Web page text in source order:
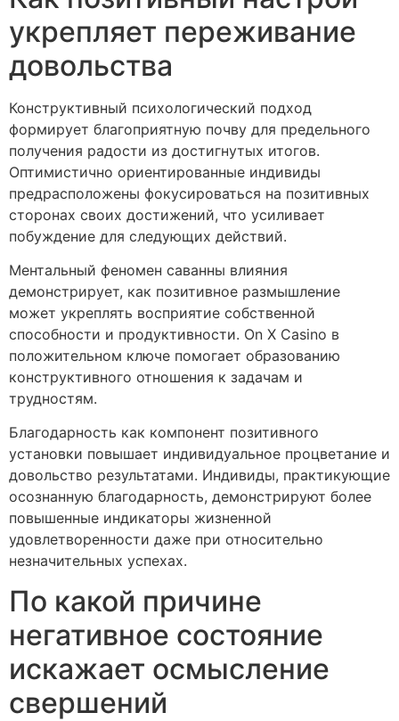
укрепляет переживание
довольства
Конструктивный психологический подход
формирует благоприятную почву для предельного
получения радости из достигнутых итогов.
Оптимистично ориентированные индивиды
предрасположены фокусироваться на позитивных
сторонах своих достижений, что усиливает
побуждение для следующих действий.
Ментальный феномен саванны влияния
демонстрирует, как позитивное размышление
может укреплять восприятие собственной
способности и продуктивности. On X Casino в
положительном ключе помогает образованию
конструктивного отношения к задачам и
трудностям.
Благодарность как компонент позитивного
установки повышает индивидуальное процветание и
довольство результатами. Индивиды, практикующие
осознанную благодарность, демонстрируют более
повышенные индикаторы жизненной
удовлетворенности даже при относительно
незначительных успехах.
По какой причине
негативное состояние
искажает осмысление
свершений